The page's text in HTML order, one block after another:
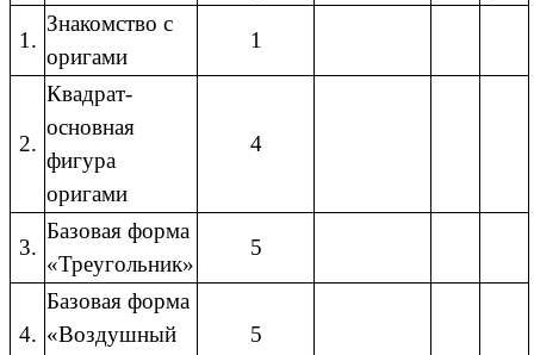
1.
Знакомство с
оригами
1
2.
Квадрат-
основная
фигура
оригами
4
3.
Базовая форма
«Треугольник»
5
4.
Базовая форма
«Воздушный
5